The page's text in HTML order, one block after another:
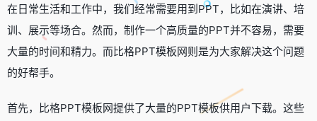
在日常生活和工作中，我们经常需要用到PPT，比如在演讲、培
训、展示等场合。然而，制作一个高质量的PPT并不容易，需要
大量的时间和精力。而比格PPT模板网则是为大家解决这个问题
的好帮手。
首先，比格PPT模板网提供了大量的PPT模板供用户下载。这些